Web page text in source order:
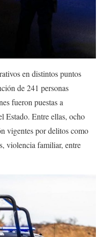
en distintos puntos
de 241 personas
fueron puestas a
Estado. Entre ellas, ocho
vigentes por delitos como
violencia familiar, entre